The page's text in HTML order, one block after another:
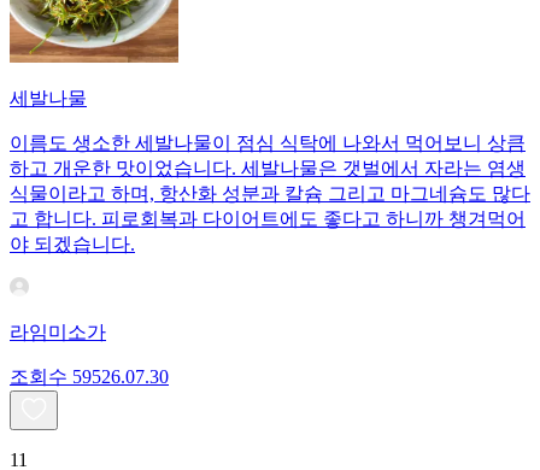
세발나물
이름도 생소한 세발나물이 점심 식탁에 나와서 먹어보니 상큼
하고 개운한 맛이었습니다. 세발나물은 갯벌에서 자라는 염생
식물이라고 하며, 항산화 성분과 칼슘 그리고 마그네슘도 많다
고 합니다. 피로회복과 다이어트에도 좋다고 하니까 챙겨먹어
야 되겠습니다.
라임미소가
조회수 59526.07.30
11